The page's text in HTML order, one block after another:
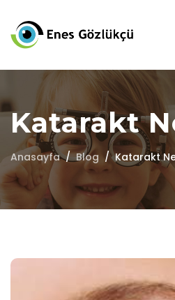
Katarakt
Anasayfa Blog Katarakt